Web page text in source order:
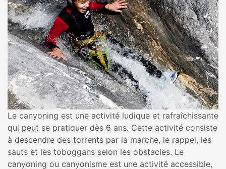
Le canyoning est une activité ludique et rafraîchissante
qui peut se pratiquer dès 6 ans. Cette activité consiste
à descendre des torrents par la marche, le rappel, les
sauts et les toboggans selon les obstacles. Le
canyoning ou canyonisme est une activité accessible,